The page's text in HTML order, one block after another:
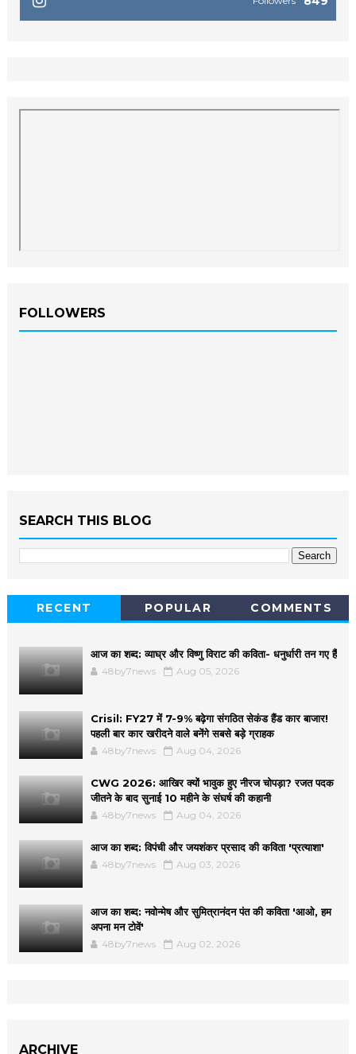
FOLLOWERS
SEARCH THIS BLOG
RECENT POPULAR COMMENTS
आज का शब्द: व्याघ्र और विष्णु विराट की कविता- धनुर्धारी तन गए हैं
48by7news Aug 05, 2026
Crisil: FY27 में 7-9% बढ़ेगा संगठित सेकंड हैंड कार बाजार!
पहली बार कार खरीदने वाले बनेंगे सबसे बड़े ग्राहक
48by7news Aug 04, 2026
CWG 2026: आखिर क्यों भावुक हुए नीरज चोपड़ा? रजत पदक
जीतने के बाद सुनाई 10 महीने के संघर्ष की कहानी
48by7news Aug 04, 2026
आज का शब्द: विपंची और जयशंकर प्रसाद की कविता 'प्रत्याशा'
48by7news Aug 03, 2026
आज का शब्द: नवोन्मेष और सुमित्रानंदन पंत की कविता 'आओ, हम
अपना मन टोवें'
48by7news Aug 02, 2026
ARCHIVE